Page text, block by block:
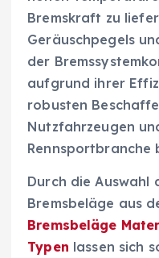
Bremskraft zu
Geräuschpegels
der
aufgrund ihrer
robusten
Nutzfahrzeugen
Rennsportbranche
Durch die Auswahl
Bremsbeläge aus
Bremsbeläge
Typen lassen sich